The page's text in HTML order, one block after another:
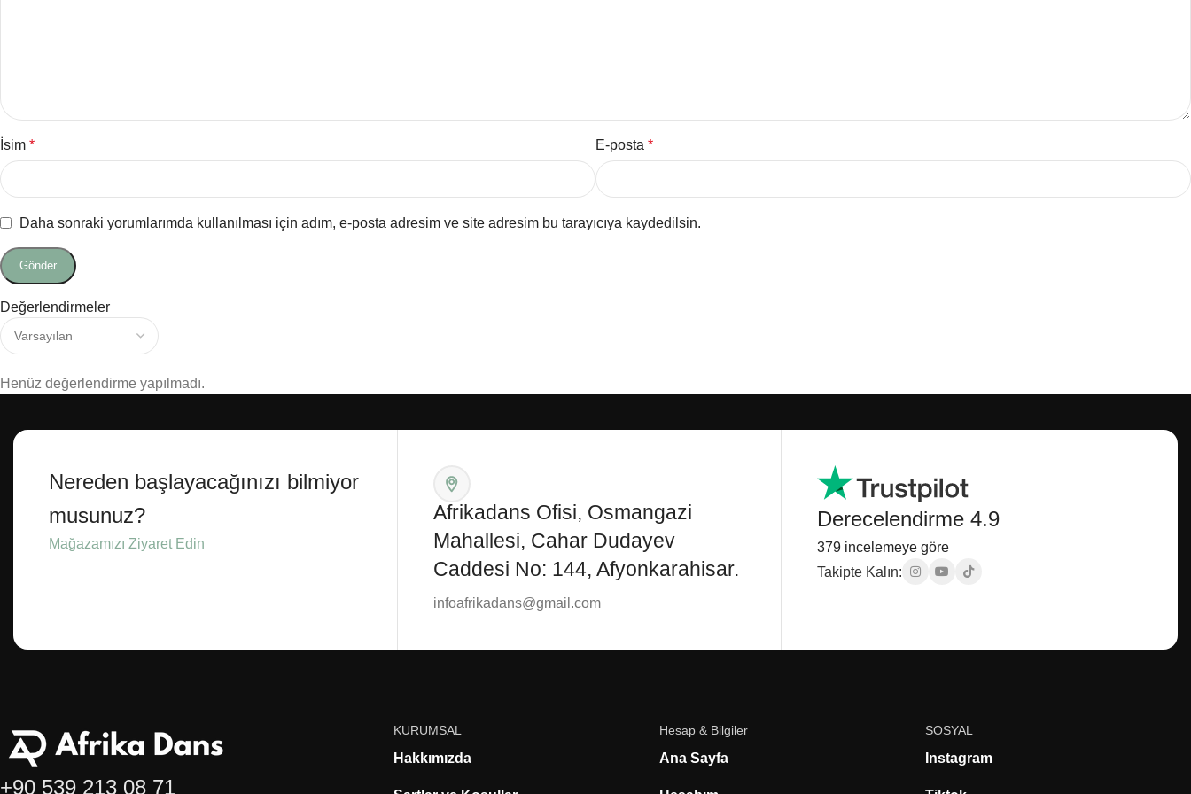
Değerlendirmeler
Henüz değerlendirme yapılmadı.
İsim * E-posta *
Daha sonraki yorumlarımda kullanılması için adım, e-posta adresim ve site adresim bu tarayıcıya kaydedilsin.
Nereden başlayacağınızı bilmiyor
musunuz?
Mağazamızı Ziyaret Edin
Afrikadans Ofisi, Osmangazi
Mahallesi, Cahar Dudayev
Caddesi No: 144, Afyonkarahisar.
infoafrikadans@gmail.com
Derecelendirme 4.9
379 incelemeye göre
Takipte Kalın:
+90 539 213 08 71
KURUMSAL
Hakkımızda
Hesap & Bilgiler
Ana Sayfa
SOSYAL
Instagram